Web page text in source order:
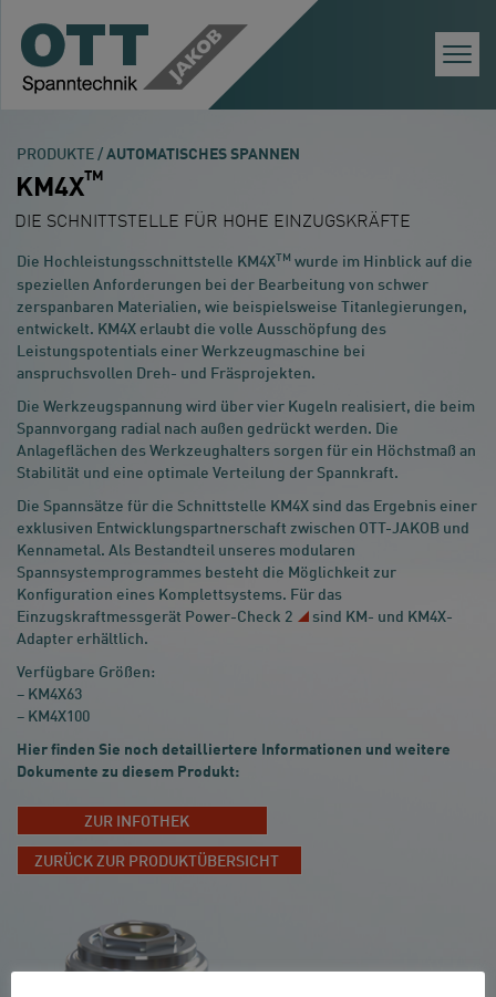
PRODUKTE / AUTOMATISCHES SPANNEN
KM4XTM
DIE SCHNITTSTELLE FÜR HOHE EINZUGSKRÄFTE
Die Hochleistungsschnittstelle KM4XTM wurde im Hinblick auf die
speziellen Anforderungen bei der Bearbeitung von schwer
zerspanbaren Materialien, wie beispielsweise Titanlegierungen,
entwickelt. KM4X erlaubt die volle Ausschöpfung des
Leistungspotentials einer Werkzeugmaschine bei
anspruchsvollen Dreh- und Fräsprojekten.
Die Werkzeugspannung wird über vier Kugeln realisiert, die beim
Spannvorgang radial nach außen gedrückt werden. Die
Anlageflächen des Werkzeughalters sorgen für ein Höchstmaß an
Stabilität und eine optimale Verteilung der Spannkraft.
Die Spannsätze für die Schnittstelle KM4X sind das Ergebnis einer
exklusiven Entwicklungspartnerschaft zwischen OTT-JAKOB und
Kennametal. Als Bestandteil unseres modularen
Spannsystemprogrammes besteht die Möglichkeit zur
Konfiguration eines Komplettsystems. Für das
Einzugskraftmessgerät Power-Check 2
sind KM- und KM4X-
Adapter erhältlich.
Verfügbare Größen:
– KM4X63
– KM4X100
Hier finden Sie noch detailliertere Informationen und weitere
Dokumente zu diesem Produkt:
ZUR INFOTHEK
ZURÜCK ZUR PRODUKTÜBERSICHT